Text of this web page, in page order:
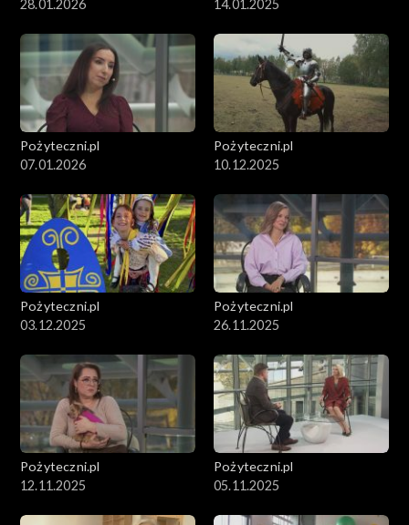
28.01.2026
14.01.2025
Pożyteczni.pl
07.01.2026
Pożyteczni.pl
10.12.2025
Pożyteczni.pl
03.12.2025
Pożyteczni.pl
26.11.2025
Pożyteczni.pl
12.11.2025
Pożyteczni.pl
05.11.2025